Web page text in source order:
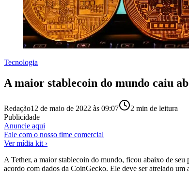
Tecnologia
A maior stablecoin do mundo caiu
Redação12 de maio de 2022 às 09:07 2 min de leitura
Publicidade
Anuncie aqui
Fale com o nosso time comercial
Ver mídia kit ›
A Tether, a maior stablecoin do mundo, ficou abaixo de
acordo com dados da CoinGecko. Ele deve ser atrelado